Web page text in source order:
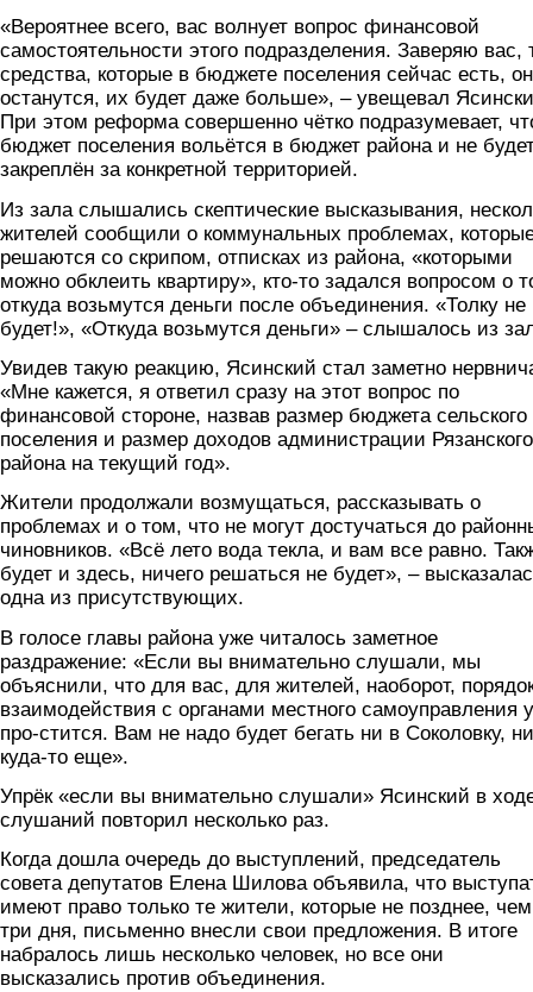
«Вероятнее всего, вас волнует вопрос финансовой
самостоятельности этого подразделения. Заверяю вас,
средства, которые в бюджете поселения сейчас есть,
останутся, их будет даже больше», – увещевал
При этом реформа совершенно чётко подразумевает,
бюджет поселения вольётся в бюджет района и не
закреплён за конкретной территорией.
Из зала слышались скептические высказывания,
жителей сообщили о коммунальных проблемах,
решаются со скрипом, отписках из района, «которыми
можно обклеить квартиру», кто-то задался вопросом о
откуда возьмутся деньги после объединения. «Толку не
будет!», «Откуда возьмутся деньги» – слышалось из
Увидев такую реакцию, Ясинский стал заметно
«Мне кажется, я ответил сразу на этот вопрос по
финансовой стороне, назвав размер бюджета сельского
поселения и размер доходов администрации Рязанского
района на текущий год».
Жители продолжали возмущаться, рассказывать о
проблемах и о том, что не могут достучаться до
чиновников. «Всё лето вода текла, и вам все равно.
будет и здесь, ничего решаться не будет», –
одна из присутствующих.
В голосе главы района уже читалось заметное
раздражение: «Если вы внимательно слушали, мы
объяснили, что для вас, для жителей, наоборот,
взаимодействия с органами местного самоуправления
про-стится. Вам не надо будет бегать ни в Соколовку, ни
куда-то еще».
Упрёк «если вы внимательно слушали» Ясинский в
слушаний повторил несколько раз.
Когда дошла очередь до выступлений, председатель
совета депутатов Елена Шилова объявила, что
имеют право только те жители, которые не позднее,
три дня, письменно внесли свои предложения. В итоге
набралось лишь несколько человек, но все они
высказались против объединения.